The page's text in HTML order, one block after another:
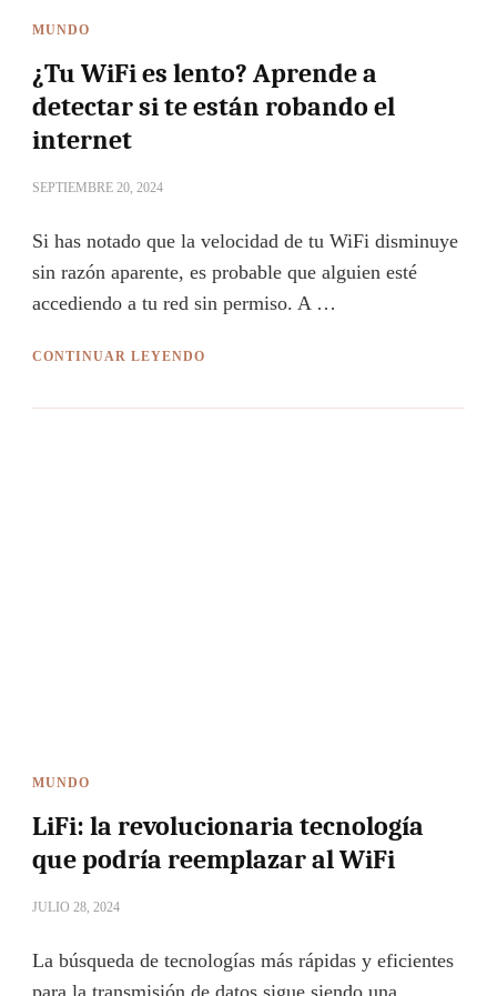
MUNDO
¿Tu WiFi es lento? Aprende a
detectar si te están robando el
internet
SEPTIEMBRE 20, 2024
Si has notado que la velocidad de tu WiFi disminuye
sin razón aparente, es probable que alguien esté
accediendo a tu red sin permiso. A …
CONTINUAR LEYENDO
MUNDO
LiFi: la revolucionaria tecnología
que podría reemplazar al WiFi
JULIO 28, 2024
La búsqueda de tecnologías más rápidas y eficientes
para la transmisión de datos sigue siendo una